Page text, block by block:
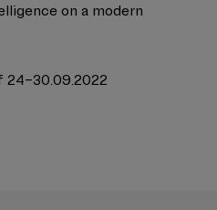
on a modern
24–30.09.2022